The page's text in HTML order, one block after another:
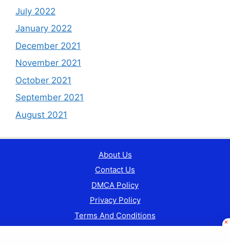
July 2022
January 2022
December 2021
November 2021
October 2021
September 2021
August 2021
About Us
Contact Us
DMCA Policy
Privacy Policy
Terms And Conditions